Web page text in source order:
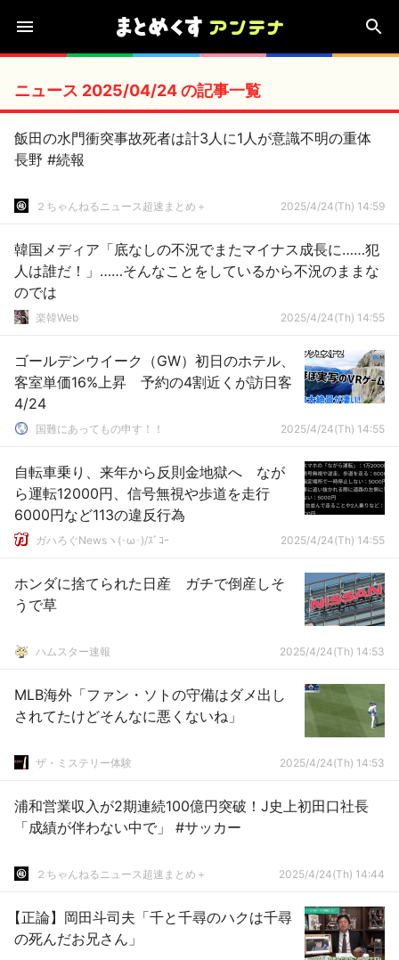
ニュース 2025/04/24 の記事一覧
飯田の水門衝突事故死者は計3人に1人が意識不明の重体
長野 #続報
２ちゃんねるニュース超速まとめ＋ 2025/4/24(Th) 14:59
韓国メディア「底なしの不況でまたマイナス成長に……犯
人は誰だ！」……そんなことをしているから不況のままな
のでは
楽韓Web 2025/4/24(Th) 14:55
ゴールデンウイーク（GW）初日のホテル、
客室単価16%上昇 予約の4割近くが訪日客
4/24
国難にあってもの申す！！ 2025/4/24(Th) 14:55
自転車乗り、来年から反則金地獄へ なが
ら運転12000円、信号無視や歩道を走行
6000円など113の違反行為
ガハろぐNewsヽ(･ω･)/ｽﾞｺｰ 2025/4/24(Th) 14:55
ホンダに捨てられた日産 ガチで倒産しそ
うで草
ハムスター速報 2025/4/24(Th) 14:53
MLB海外「ファン・ソトの守備はダメ出し
されてたけどそんなに悪くないね」
ザ・ミステリー体験 2025/4/24(Th) 14:53
浦和営業収入が2期連続100億円突破！J史上初田口社長
「成績が伴わない中で」 #サッカー
２ちゃんねるニュース超速まとめ＋ 2025/4/24(Th) 14:44
【正論】岡田斗司夫「千と千尋のハクは千尋
の死んだお兄さん」